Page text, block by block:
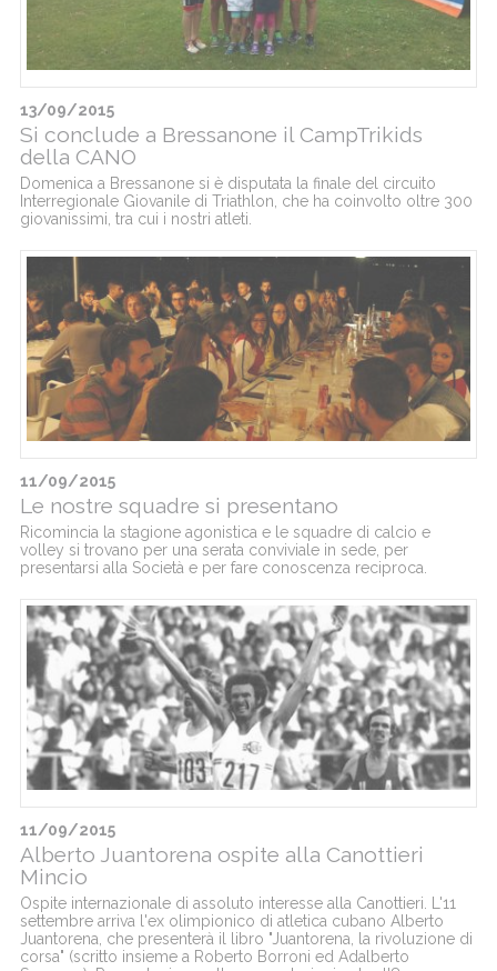
13/09/2015
Si conclude a Bressanone il CampTrikids
della CANO
Domenica a Bressanone si è disputata la finale del circuito
Interregionale Giovanile di Triathlon, che ha coinvolto oltre 300
giovanissimi, tra cui i nostri atleti.
11/09/2015
Le nostre squadre si presentano
Ricomincia la stagione agonistica e le squadre di calcio e
volley si trovano per una serata conviviale in sede, per
presentarsi alla Società e per fare conoscenza reciproca.
11/09/2015
Alberto Juantorena ospite alla Canottieri
Mincio
Ospite internazionale di assoluto interesse alla Canottieri. L'11
settembre arriva l'ex olimpionico di atletica cubano Alberto
Juantorena, che presenterà il libro "Juantorena, la rivoluzione di
corsa" (scritto insieme a Roberto Borroni ed Adalberto